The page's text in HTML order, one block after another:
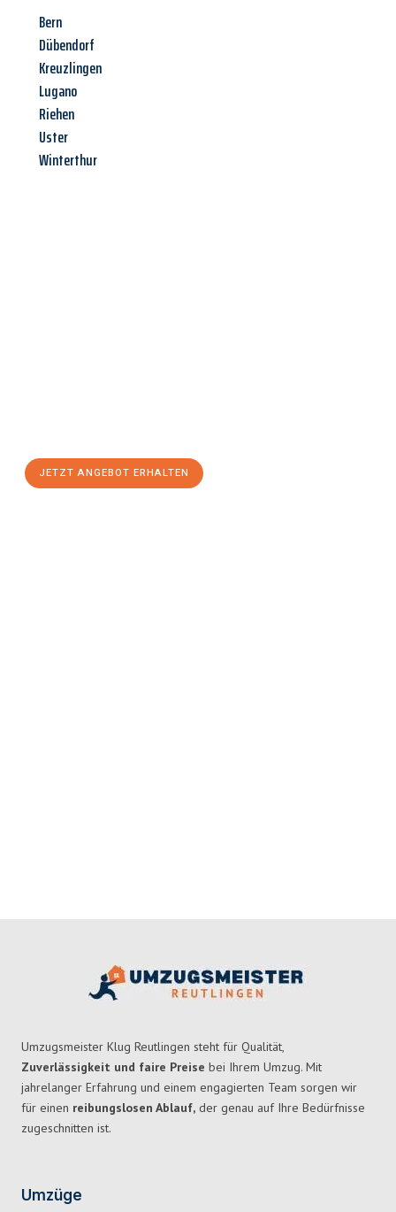
Bern
Dübendorf
Kreuzlingen
Lugano
Riehen
Uster
Winterthur
JETZT ANGEBOT ERHALTEN
Umzugsmeister Klug Reutlingen steht für Qualität,
Zuverlässigkeit und faire Preise bei Ihrem Umzug. Mit
jahrelanger Erfahrung und einem engagierten Team sorgen wir
für einen reibungslosen Ablauf, der genau auf Ihre Bedürfnisse
zugeschnitten ist.
Umzüge